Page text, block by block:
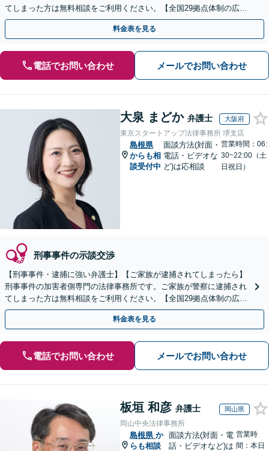
てしまった方は無料相談をご利用ください。【全国29拠点体制の広域
対応】【弁護士待機中/当日中の電話相談可(予約制)】
料金表を見る
電話でお問い合わせ メールでお問い合わせ
大泉 まどか 弁護士 大阪府
東京スタートアップ法律事務所 堺支店
島根県
からも相
談受付中
面談方法(対面・
電話・ビデオな
ど)は応相談
営業時間：06:
30~22:00（土
日祝日）
刑事事件の示談交渉
【刑事事件・逮捕に強い弁護士】【ご家族が逮捕されてしまったら】
刑事事件の加害者側専門の法律事務所です。ご家族が警察に逮捕され
てしまった方は無料相談をご利用ください。【全国29拠点体制の広域
対応】【弁護士待機中/当日中の電話相談可(予約制)】
料金表を見る
電話でお問い合わせ メールでお問い合わせ
板垣 和彦 弁護士 岡山県
岡山中央法律事務所
島根県 か
らも相談
面談方法(対面・電
話・ビデオなど)は
営業時
間：本日